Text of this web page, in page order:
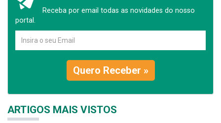
Receba por email todas as novidades do nosso
portal.
Quero Receber »
ARTIGOS MAIS VISTOS